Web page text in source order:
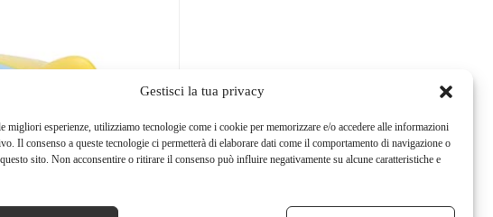
Gestisci la tua privacy
migliori esperienze, utilizziamo tecnologie come i cookie per memorizzare e/o accedere alle informazioni
Il consenso a queste tecnologie ci permetterà di elaborare dati come il comportamento di navigazione o
sito. Non acconsentire o ritirare il consenso può influire negativamente su alcune caratteristiche e